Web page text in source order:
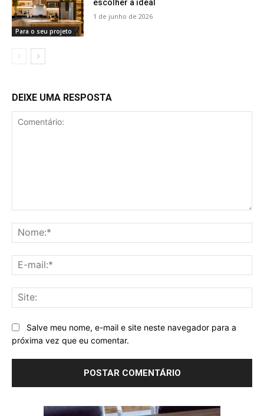
Para o seu projeto
escolher a ideal
1 de junho de 2026
DEIXE UMA RESPOSTA
Salve meu nome, e-mail e site neste navegador para a
próxima vez que eu comentar.